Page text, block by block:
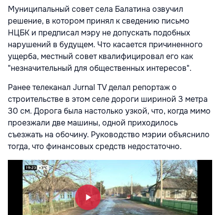
Муниципальный совет села Балатина озвучил
решение, в котором принял к сведению письмо
НЦБК и предписал мэру не допускать подобных
нарушений в будущем. Что касается причиненного
ущерба, местный совет квалифицировал его как
"незначительный для общественных интересов".
Ранее телеканал Jurnal TV делал репортаж о
строительстве в этом селе дороги шириной 3 метра
30 см. Дорога была настолько узкой, что, когда мимо
проезжали две машины, одной приходилось
съезжать на обочину. Руководство мэрии объяснило
тогда, что финансовых средств недостаточно.